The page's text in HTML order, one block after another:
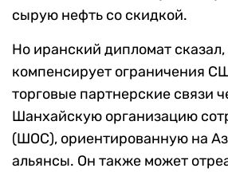
сырую нефть со скидкой.
Но иранский дипломат сказал,
компенсирует ограничения
торговые партнерские связи
Шанхайскую организацию
(ШОС), ориентированную на
альянсы. Он также может